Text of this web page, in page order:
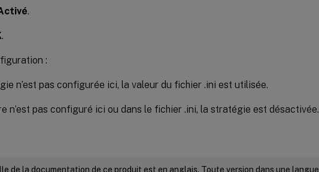
.
.
:
n’est pas configurée ici, la valeur du fichier .ini est utilisée.
n’est pas configuré ici ou dans le fichier .ini, la stratégie est désactivée.
de la documentation de ce produit est en anglais. Toute version dans une langue